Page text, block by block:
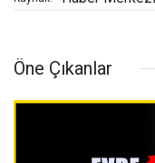
Öne Çıkanlar